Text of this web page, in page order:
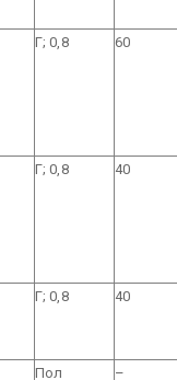
Г; 0,8 60
Г; 0,8 40
Г; 0,8 40
Пол –